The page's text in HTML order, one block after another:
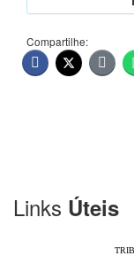
Compartilhe:
Links Úteis